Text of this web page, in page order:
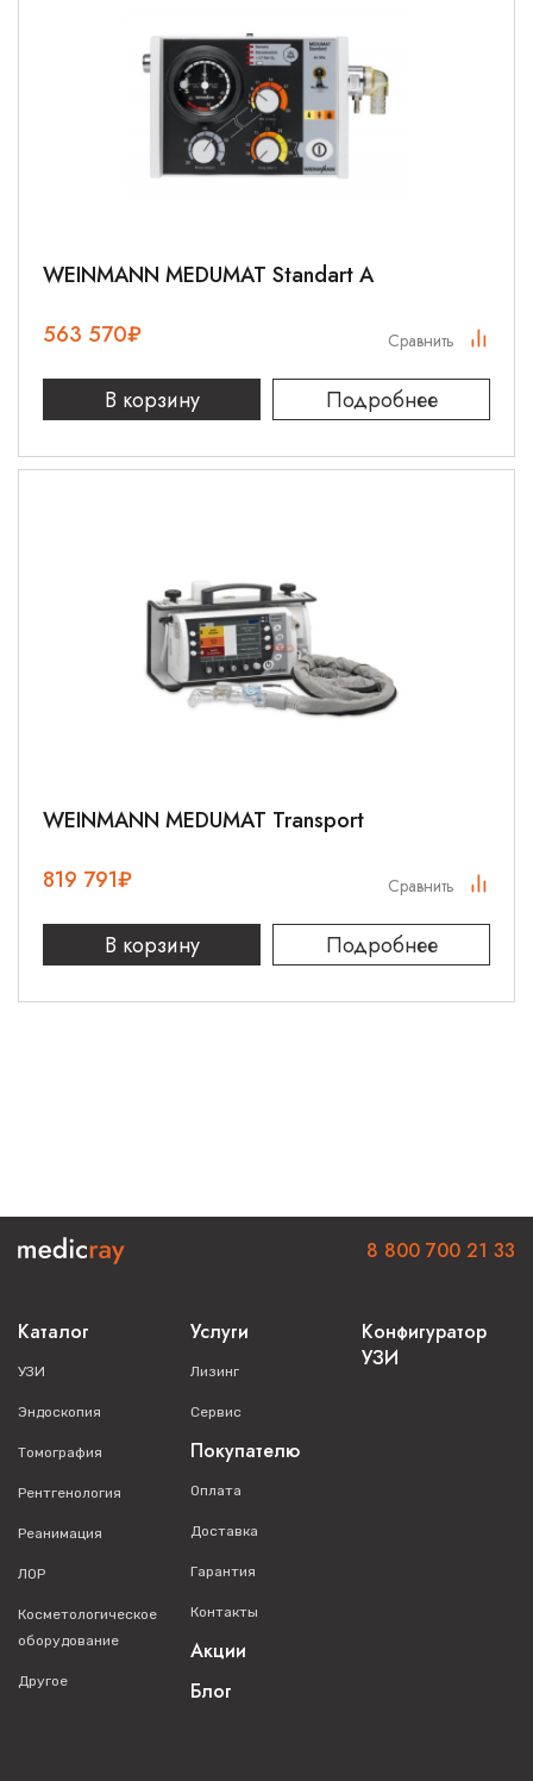
WEINMANN MEDUMAT Standart A
563 570₽
В корзину Подробнее
Сравнить
WEINMANN MEDUMAT Transport
819 791₽
В корзину Подробнее
Сравнить
Каталог
УЗИ
Эндоскопия
Томография
Рентгенология
Реанимация
ЛОР
Косметологическое
оборудование
Другое
Услуги
Лизинг
Сервис
Покупателю
Оплата
Доставка
Гарантия
Контакты
Акции
Блог
Конфигуратор
УЗИ
8 800 700 21 33